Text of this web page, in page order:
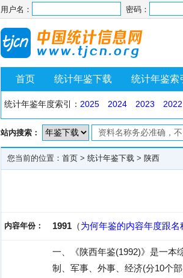
用户名： 密码：
首页 统计年鉴下载 统计年鉴索
统计年鉴年度索引： 2025 2024 2023 2022
站内搜索：
您当前的位置： 首页 > 统计年鉴下载 > 陕西
内容年份： 1991 （为何年鉴的内容年度跟名
一、《陕西年鉴(1992)》是一本
制、军事、外事、经济(分10个